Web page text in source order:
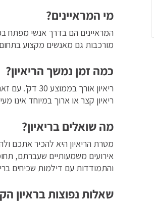
מי המראיינים?
המראיינים הם בדרך אנשי מפתח
מורכבות גם מאנשים מקצוע בתחום
כמה זמן נמשך הריאיון?
ריאיון אורך
ריאיון קצר או ארוך במיוחד אינו
מה שואלים בריאיון?
מטרת הריאיון היא להכיר אתכם
אירועים משמעותיים שעברתם,
והתמודדות עם דילמות שכיחים
שאלות נפוצות בראיון